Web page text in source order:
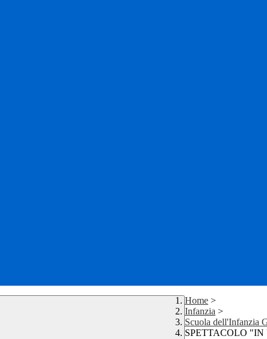
Home >
Infanzia >
Scuola dell'Infanzia
SPETTACOLO